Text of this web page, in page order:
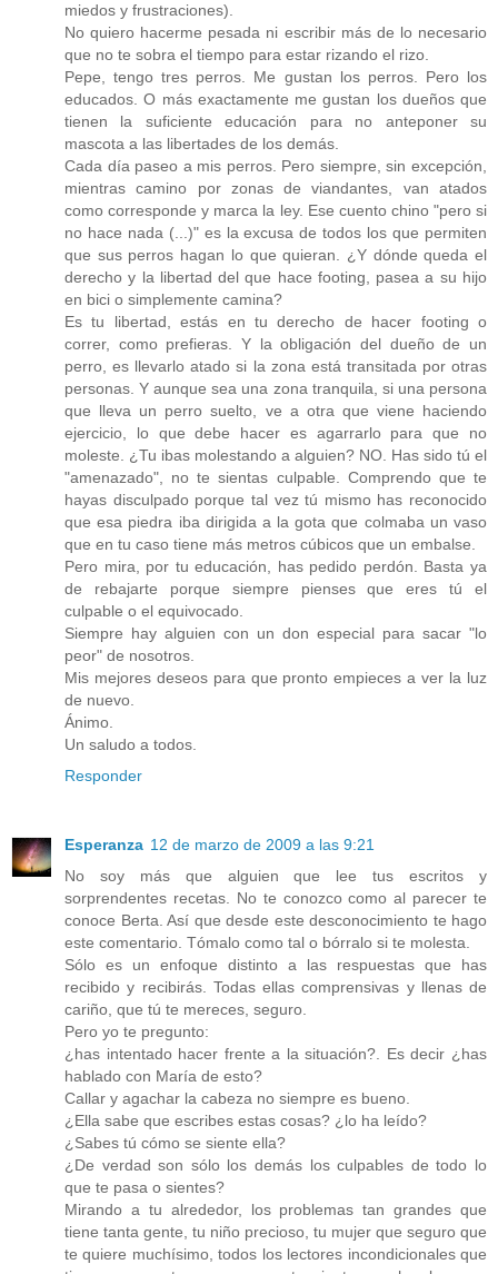
miedos y frustraciones).
No quiero hacerme pesada ni escribir más de lo necesario
que no te sobra el tiempo para estar rizando el rizo.
Pepe, tengo tres perros. Me gustan los perros. Pero los
educados. O más exactamente me gustan los dueños que
tienen la suficiente educación para no anteponer su
mascota a las libertades de los demás.
Cada día paseo a mis perros. Pero siempre, sin excepción,
mientras camino por zonas de viandantes, van atados
como corresponde y marca la ley. Ese cuento chino "pero si
no hace nada (...)" es la excusa de todos los que permiten
que sus perros hagan lo que quieran. ¿Y dónde queda el
derecho y la libertad del que hace footing, pasea a su hijo
en bici o simplemente camina?
Es tu libertad, estás en tu derecho de hacer footing o
correr, como prefieras. Y la obligación del dueño de un
perro, es llevarlo atado si la zona está transitada por otras
personas. Y aunque sea una zona tranquila, si una persona
que lleva un perro suelto, ve a otra que viene haciendo
ejercicio, lo que debe hacer es agarrarlo para que no
moleste. ¿Tu ibas molestando a alguien? NO. Has sido tú el
"amenazado", no te sientas culpable. Comprendo que te
hayas disculpado porque tal vez tú mismo has reconocido
que esa piedra iba dirigida a la gota que colmaba un vaso
que en tu caso tiene más metros cúbicos que un embalse.
Pero mira, por tu educación, has pedido perdón. Basta ya
de rebajarte porque siempre pienses que eres tú el
culpable o el equivocado.
Siempre hay alguien con un don especial para sacar "lo
peor" de nosotros.
Mis mejores deseos para que pronto empieces a ver la luz
de nuevo.
Ánimo.
Un saludo a todos.
Responder
Esperanza 12 de marzo de 2009 a las 9:21
No soy más que alguien que lee tus escritos y
sorprendentes recetas. No te conozco como al parecer te
conoce Berta. Así que desde este desconocimiento te hago
este comentario. Tómalo como tal o bórralo si te molesta.
Sólo es un enfoque distinto a las respuestas que has
recibido y recibirás. Todas ellas comprensivas y llenas de
cariño, que tú te mereces, seguro.
Pero yo te pregunto:
¿has intentado hacer frente a la situación?. Es decir ¿has
hablado con María de esto?
Callar y agachar la cabeza no siempre es bueno.
¿Ella sabe que escribes estas cosas? ¿lo ha leído?
¿Sabes tú cómo se siente ella?
¿De verdad son sólo los demás los culpables de todo lo
que te pasa o sientes?
Mirando a tu alrededor, los problemas tan grandes que
tiene tanta gente, tu niño precioso, tu mujer que seguro que
te quiere muchísimo, todos los lectores incondicionales que